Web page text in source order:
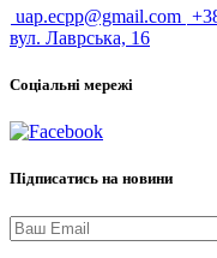
uap.ecpp@gmail.com
вул. Лаврська, 16
Соціальні мережі
Підписатись на новини